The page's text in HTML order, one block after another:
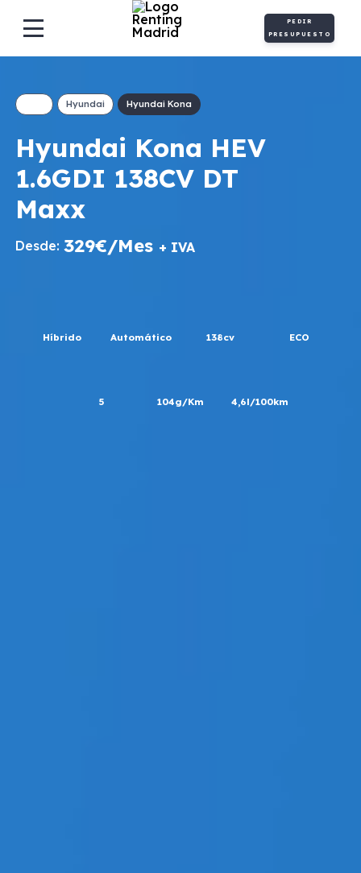
PEDIR
PRESUPUESTO
Hyundai Hyundai Kona
Hyundai Kona HEV
1.6GDI 138CV DT
Maxx
Desde: 329€/Mes + IVA
Híbrido Automático 138cv ECO
5 104g/Km 4,6l/100km